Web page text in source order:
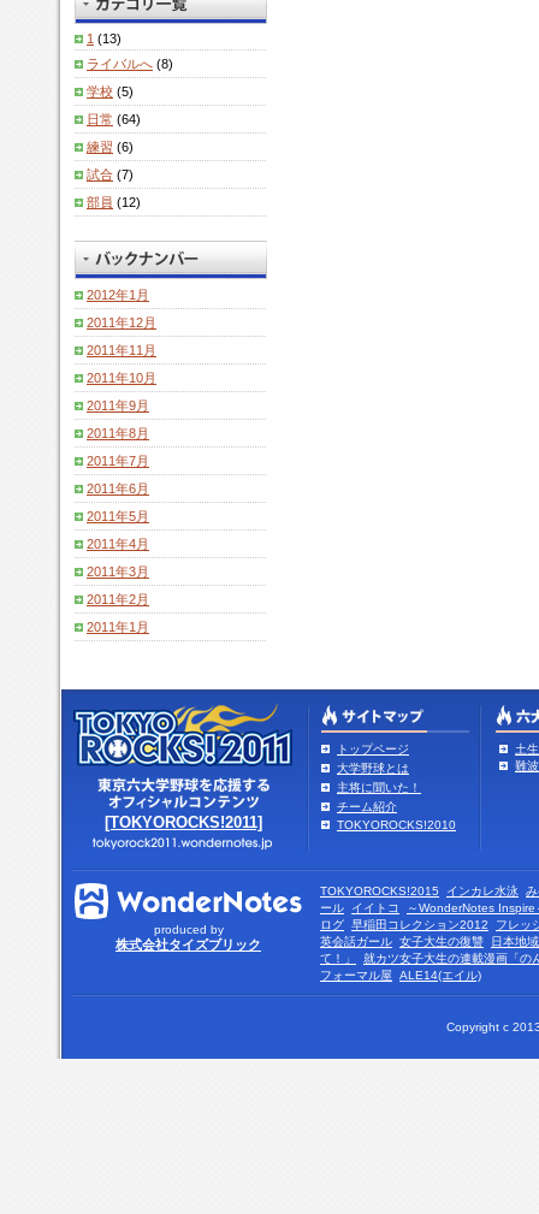
1 (13)
ライバルへ (8)
学校 (5)
日常 (64)
練習 (6)
試合 (7)
部員 (12)
2012年1月
2011年12月
2011年11月
2011年10月
2011年9月
2011年8月
2011年7月
2011年6月
2011年5月
2011年4月
2011年3月
2011年2月
2011年1月
[TOKYOROCKS!2011]
トップページ
大学野球とは
主将に聞いた！
チーム紹介
TOKYOROCKS!2010
土
難
produced by
株式会社タイズブリック
TOKYOROCKS!2015 インカレ水泳
ール
イイトコ
～WonderNotes Inspire
ログ 早稲田コレクション2012
フレッ
英会話ガール 女子大生の復讐
日本地
て！」
就カツ女子大生の連載漫画「の
フォーマル屋
ALE14(エイル)
Copyright c